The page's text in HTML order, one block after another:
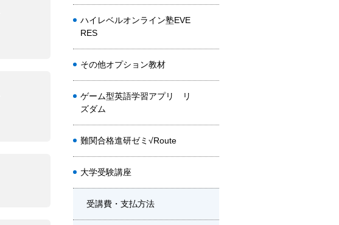
ハイレベルオンライン塾EVE
RES
その他オプション教材
ゲーム型英語学習アプリ リ
ズダム
難関合格進研ゼミ√Route
大学受験講座
受講費・支払方法